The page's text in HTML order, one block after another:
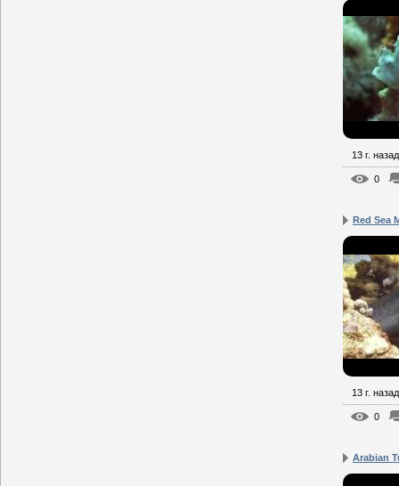
13 г. назад
0
Red Sea
13 г. назад
0
Arabian